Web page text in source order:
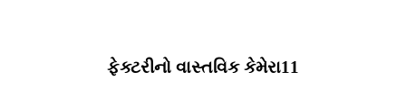
ફેક્ટરીનો વાસ્તવિક કેમેરા11